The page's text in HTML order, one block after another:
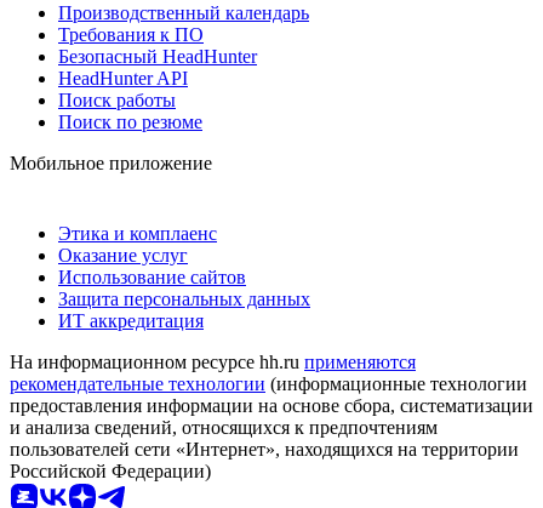
Производственный календарь
Требования к ПО
Безопасный HeadHunter
HeadHunter API
Поиск работы
Поиск по резюме
Мобильное приложение
Этика и комплаенс
Оказание услуг
Использование сайтов
Защита персональных данных
ИТ аккредитация
На информационном ресурсе hh.ru применяются
рекомендательные технологии (информационные технологии
предоставления информации на основе сбора, систематизации
и анализа сведений, относящихся к предпочтениям
пользователей сети «Интернет», находящихся на территории
Российской Федерации)